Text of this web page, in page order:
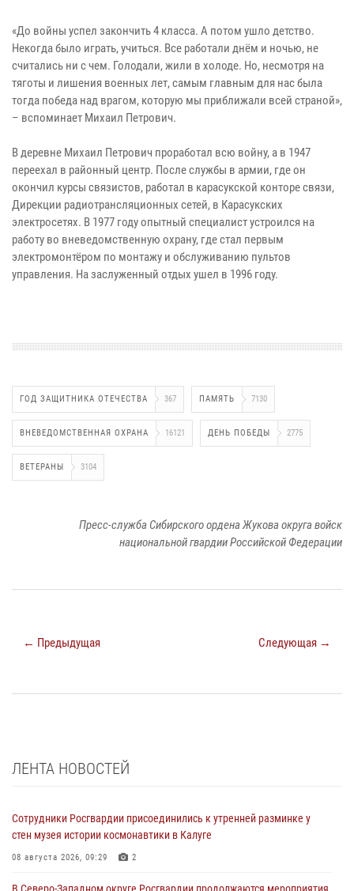
«До войны успел закончить 4 класса. А потом ушло детство.
Некогда было играть, учиться. Все работали днём и ночью, не
считались ни с чем. Голодали, жили в холоде. Но, несмотря на
тяготы и лишения военных лет, самым главным для нас была
тогда победа над врагом, которую мы приближали всей страной»,
– вспоминает Михаил Петрович.
В деревне Михаил Петрович проработал всю войну, а в 1947
переехал в районный центр. После службы в армии, где он
окончил курсы связистов, работал в карасукской конторе связи,
Дирекции радиотрансляционных сетей, в Карасукских
электросетях. В 1977 году опытный специалист устроился на
работу во вневедомственную охрану, где стал первым
электромонтёром по монтажу и обслуживанию пультов
управления. На заслуженный отдых ушел в 1996 году.
ГОД ЗАЩИТНИКА ОТЕЧЕСТВА 367 ПАМЯТЬ 7130
ВНЕВЕДОМСТВЕННАЯ ОХРАНА 16121 ДЕНЬ ПОБЕДЫ 2775
ВЕТЕРАНЫ 3104
Пресс-служба Сибирского ордена Жукова округа войск
национальной гвардии Российской Федерации
← Предыдущая Следующая →
ЛЕНТА НОВОСТЕЙ
Сотрудники Росгвардии присоединились к утренней разминке у
стен музея истории космонавтики в Калуге
08 августа 2026, 09:29 2
В Северо-Западном округе Росгвардии продолжаются мероприятия